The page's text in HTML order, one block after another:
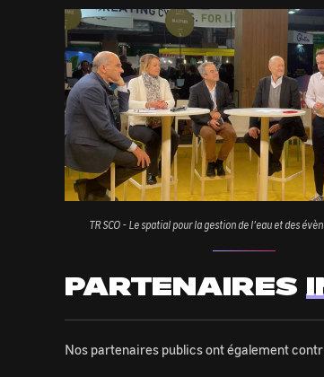
Image
TR SCO - Le spatial pour la gestion de l’eau et des
PARTENAIRES
Nos partenaires publics ont également